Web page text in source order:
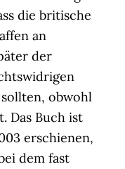
die britische
an
der
obwohl
Das Buch ist
erschienen,
dem fast